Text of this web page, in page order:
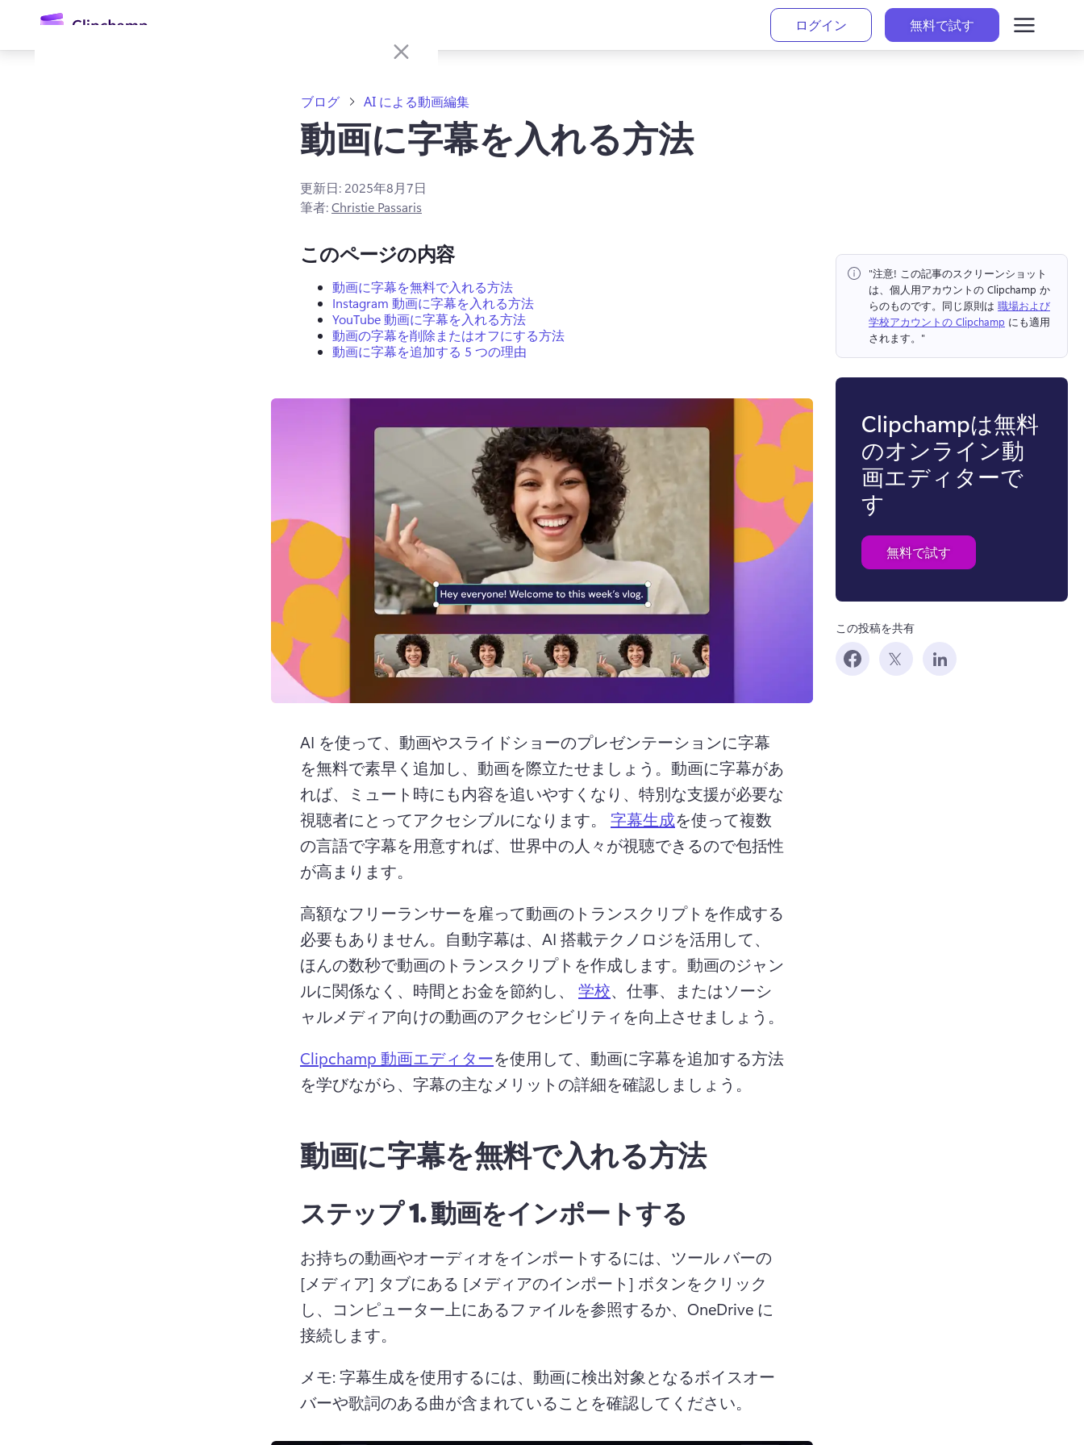
テ
ログイン 無料で試す
ブログ AI による動画編集
動画に字幕を入れる方法
更新日: 2025年8月7日
筆者:Christie Passaris
このページの内容
動画に字幕を無料で入れる方法
Instagram 動画に字幕を入れる方法
YouTube 動画に字幕を入れる方法
動画の字幕を削除またはオフにする方法
動画に字幕を追加する 5 つの理由
AI を使って、動画やスライドショーのプレゼンテーションに字幕
を無料で素早く追加し、動画を際立たせましょう。 動画に字幕があ
れば、ミュート時にも内容を追いやすくなり、特別な支援が必要な
視聴者にとってアクセシブルになります。 字幕生成を使って複数
の言語で字幕を用意すれば、世界中の人々が視聴できるので包括性
が高まります。
高額なフリーランサーを雇って動画のトランスクリプトを作成する
必要もありません。 自動字幕は、AI 搭載テクノロジを活用して、
ほんの数秒で動画のトランスクリプトを作成します。 動画のジャン
ルに関係なく、時間とお金を節約し、 学校、仕事、またはソーシ
Clipchamp 動画エディターを使用して、動画に字幕を追加する方法
を学びながら、字幕の主なメリットの詳細を確認しましょう。
動画に字幕を無料で入れる方法
ステップ 1.動画をインポートする
お持ちの動画やオーディオをインポートするには、ツール バーの
[メディア] タブにある [メディアのインポート] ボタンをクリック
し、コンピューター上にあるファイルを参照するか、OneDrive に
接続します。
メモ: 字幕生成を使用するには、動画に検出対象となるボイスオー
バーや歌詞のある曲が含まれていることを確認してください。
"注意! この記事のスクリーンショット
は、個人用アカウントの Clipchamp か
らのものです。 同じ原則は 職場および
学校アカウントの Clipchamp にも適用
されます。"
Clipchampは無料
のオンライン動
画エディターで
す
無料で試す
この投稿を共有